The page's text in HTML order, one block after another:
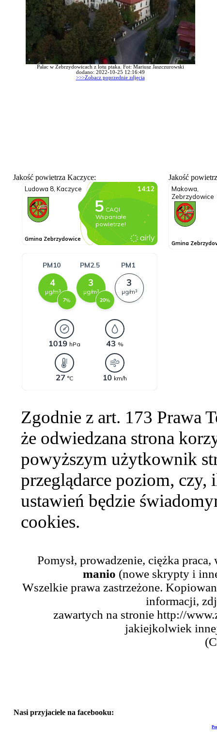
Pałac w Zebrzydowicach z lotu ptaka. Fot: Mariusz Jaszczurowski
dodano: 2022-10-25 12:16:49
>>>Zobacz poprzednie zdjęcia
Jakość powietrza Kaczyce: Jakość
Zgodnie z art. 173 Prawa
że odwiedzana strona
powyższym użytkownik
przeglądarce poziom,
ustawień będzie
cookies.
Pomysł, prowadzenie, ciężka
manio (nowe skrypty i
Wszelkie prawa zastrzeżone.
informacji,
zawartych na stronie http://
jakiejkolwiek
Nasi przyjaciele na facebooku: